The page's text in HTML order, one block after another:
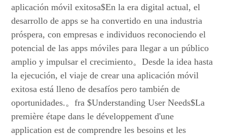
aplicación móvil exitosa$En la era digital actual, el
desarrollo de apps se ha convertido en una industria
próspera, con empresas e individuos reconociendo el
potencial de las apps móviles para llegar a un público
amplio y impulsar el crecimiento。Desde la idea hasta
la ejecución, el viaje de crear una aplicación móvil
exitosa está lleno de desafíos pero también de
oportunidades.。fra $Understanding User Needs$La
première étape dans le développement d'une
application est de comprendre les besoins et les